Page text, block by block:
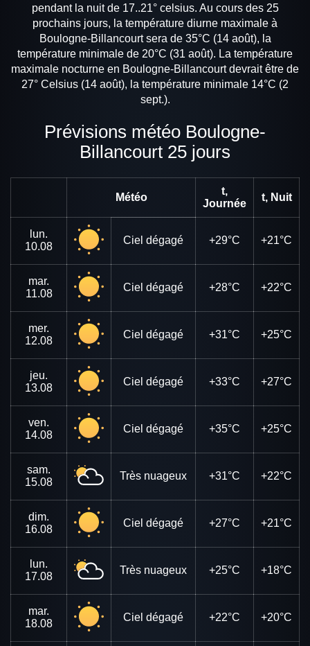
pendant la nuit de 17..21° celsius. Au cours des 25
prochains jours, la température diurne maximale à
Boulogne-Billancourt sera de 35°C (14 août), la
température minimale de 20°C (31 août). La température
maximale nocturne en Boulogne-Billancourt devrait être de
27° Celsius (14 août), la température minimale 14°C (2
sept.).
Prévisions météo Boulogne-
Billancourt 25 jours
Météo
t,
Journée
t, Nuit
lun.
10.08
Ciel dégagé +29°C +21°C
mar.
11.08
Ciel dégagé +28°C +22°C
mer.
12.08
Ciel dégagé +31°C +25°C
jeu.
13.08
Ciel dégagé +33°C +27°C
ven.
14.08
Ciel dégagé +35°C +25°C
sam.
15.08
Très nuageux +31°C +22°C
dim.
16.08
Ciel dégagé +27°C +21°C
lun.
17.08
Très nuageux +25°C +18°C
mar.
18.08
Ciel dégagé +22°C +20°C